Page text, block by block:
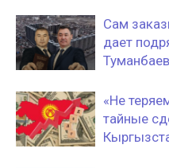
Сам
дает
«Не
тайные